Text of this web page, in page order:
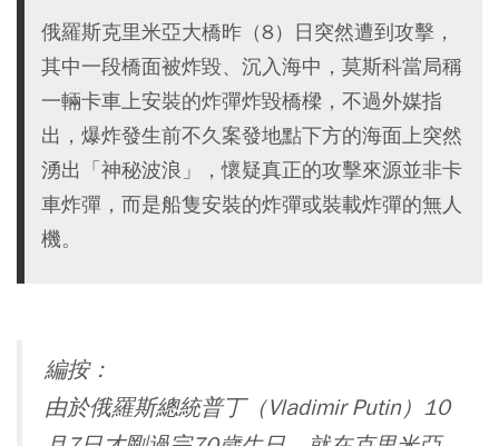
俄羅斯克里米亞大橋昨（8）日突然遭到攻擊，
其中一段橋面被炸毀、沉入海中，莫斯科當局稱
一輛卡車上安裝的炸彈炸毀橋樑，不過外媒指
出，爆炸發生前不久案發地點下方的海面上突然
湧出「神秘波浪」，懷疑真正的攻擊來源並非卡
車炸彈，而是船隻安裝的炸彈或裝載炸彈的無人
機。
編按：
由於俄羅斯總統普丁（Vladimir Putin）10